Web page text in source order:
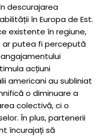
descurajarea
în Europa de Est.
existente în regiune,
ar putea fi percepută
acțiuni
americani au subliniat
o diminuare a
colectivă, ci o
În plus, partenerii
încurajați să